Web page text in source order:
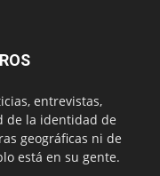
entrevistas,
de la identidad de
geográficas ni de
está en su gente.